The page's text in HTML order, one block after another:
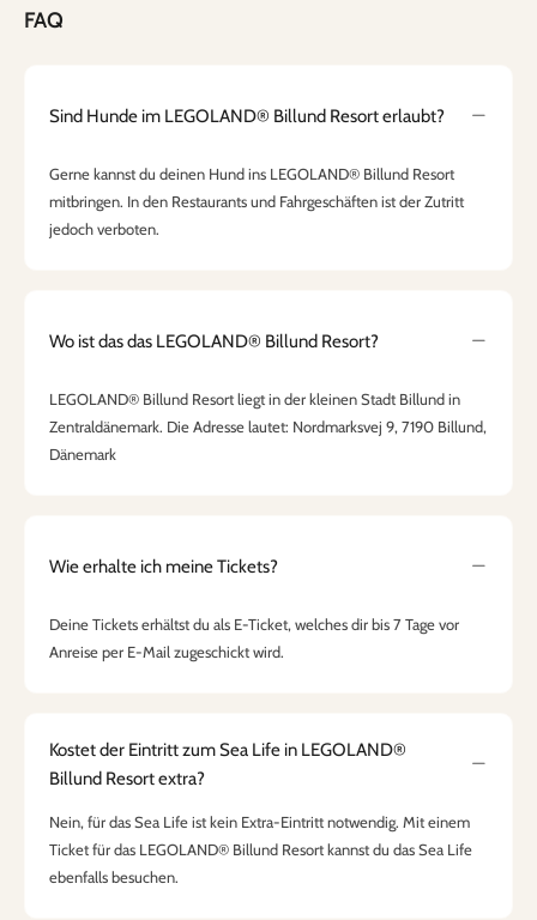
FAQ
Sind Hunde im LEGOLAND® Billund Resort erlaubt?
Gerne kannst du deinen Hund ins LEGOLAND® Billund Resort
mitbringen. In den Restaurants und Fahrgeschäften ist der Zutritt
jedoch verboten.
Wo ist das das LEGOLAND® Billund Resort?
LEGOLAND® Billund Resort liegt in der kleinen Stadt Billund in
Zentraldänemark. Die Adresse lautet: Nordmarksvej 9, 7190 Billund,
Dänemark
Wie erhalte ich meine Tickets?
Deine Tickets erhältst du als E-Ticket, welches dir bis 7 Tage vor
Anreise per E-Mail zugeschickt wird.
Kostet der Eintritt zum Sea Life in LEGOLAND®
Billund Resort extra?
Nein, für das Sea Life ist kein Extra-Eintritt notwendig. Mit einem
Ticket für das LEGOLAND® Billund Resort kannst du das Sea Life
ebenfalls besuchen.